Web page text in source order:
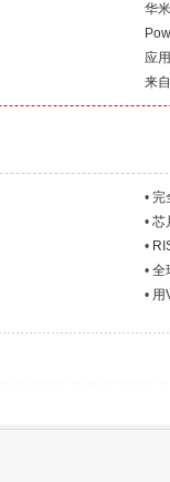
华
应
来
• 完
• 芯
•
• 全
• 用